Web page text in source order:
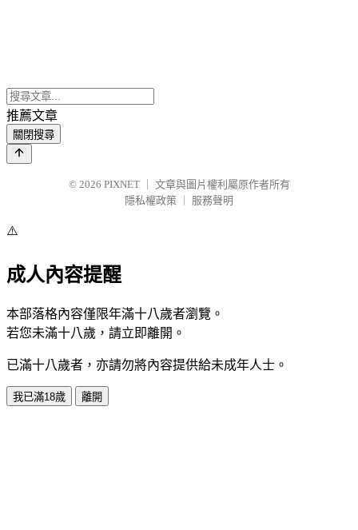
推薦文章
關閉搜尋
© 2026 PIXNET
文章與圖片權利屬原作者所有
隱私權政策
服務聲明
⚠️
成人內容提醒
本部落格內容僅限年滿十八歲者瀏覽。
若您未滿十八歲，請立即離開。
已滿十八歲者，亦請勿將內容提供給未成年人士。
我已滿18歲 離開